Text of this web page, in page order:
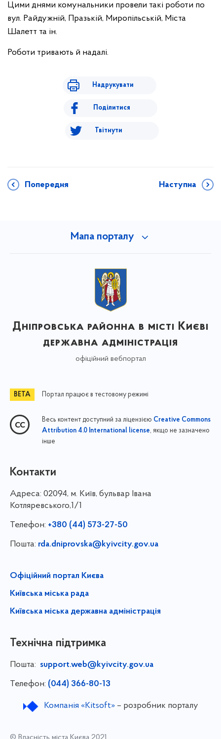
Цими днями комунальники провели такі роботи по
вул. Райдужній, Празькій, Миропільській, Міста
Шалетт та ін.
Роботи тривають й надалі.
Надрукувати
Поділитися
Твітнути
Попередня Наступна
Мапа порталу
Дніпровська районна в місті Києві
державна адміністрація
офіційний вебпортал
Портал працює в тестовому режимі
Весь контент доступний за ліцензією Creative Commons
Attribution 4.0 International license, якщо не зазначено
інше
Контакти
Адреса: 02094, м. Київ, бульвар Івана
Котляревського,1/1
Телефон: +380 (44) 573-27-50
Пошта: rda.dniprovska@kyivcity.gov.ua
Офіційний портал Києва
Київська міська рада
Київська міська державна адміністрація
Технічна підтримка
Пошта: support.web@kyivcity.gov.ua
Телефон: (044) 366-80-13
Компанія «Kitsoft»– розробник порталу